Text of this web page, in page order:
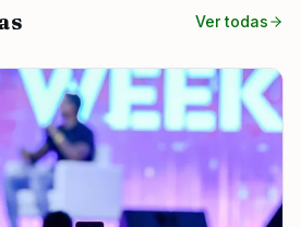
Ver todas